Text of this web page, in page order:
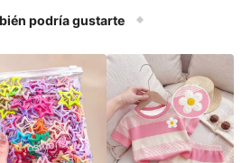
podría gustarte